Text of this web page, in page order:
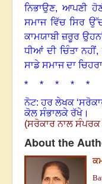
ਨਿਭਾਉਣ, ਆਪਣੀ
ਸਮਾਜ ਵਿੱਚ ਸਿਰ
ਕਾਮਯਾਬੀ ਜ਼ਰੂਰ
ਧੀਆਂ ਦੀ ਚਿੰਤਾ ਨਹੀਂ,
ਸਾਡੇ ਸਮਾਜ ਦਾ
* * * * *
ਨੋਟ: ਹਰ ਲੇਖਕ
ਕੋਲ ਸੰਭਾਲਕੇ ਰੱਖੇ।
(ਸਰੋਕਾਰ ਨਾਲ
About the